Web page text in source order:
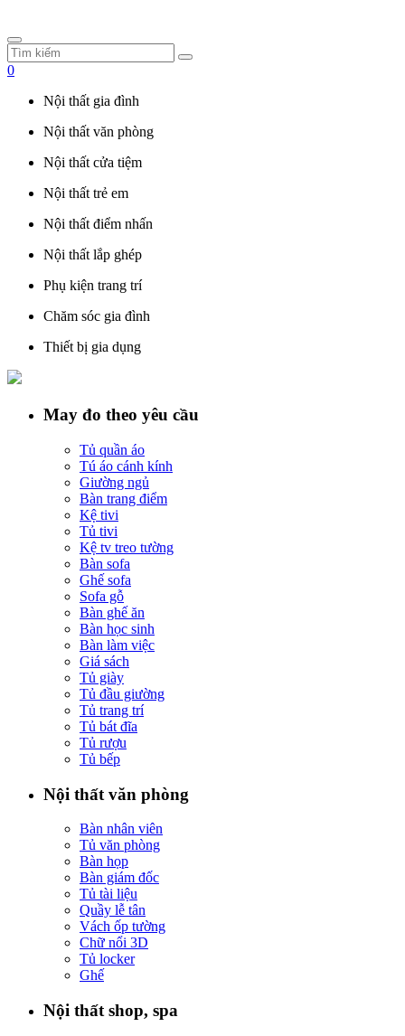
0
Nội thất gia đình
Nội thất văn phòng
Nội thất cửa tiệm
Nội thất trẻ em
Nội thất điểm nhấn
Nội thất lắp ghép
Phụ kiện trang trí
Chăm sóc gia đình
Thiết bị gia dụng
May đo theo yêu cầu
Tủ quần áo
Tú áo cánh kính
Giường ngủ
Bàn trang điểm
Kệ tivi
Tủ tivi
Kệ tv treo tường
Bàn sofa
Ghế sofa
Sofa gỗ
Bàn ghế ăn
Bàn học sinh
Bàn làm việc
Giá sách
Tủ giày
Tủ đầu giường
Tủ trang trí
Tủ bát đĩa
Tủ rượu
Tủ bếp
Nội thất văn phòng
Bàn nhân viên
Tủ văn phòng
Bàn họp
Bàn giám đốc
Tủ tài liệu
Quầy lễ tân
Vách ốp tường
Chữ nổi 3D
Tủ locker
Ghế
Nội thất shop, spa